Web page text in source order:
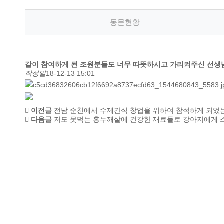
동문현황
같이 참여하게 된 조원분들도 너무 따뜻하시고 가리켜주신 선
작성일18-12-13 15:01
이전글 전남 순천에서 수제간식 창업을 위하여 참석하게 되었
다음글 저도 못먹는 홍두깨살에 건강한 재료들로 강아지에게